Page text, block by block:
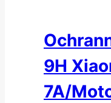
9H
7A/